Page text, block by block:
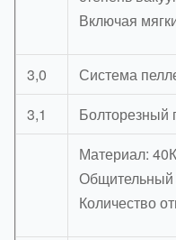
Включая
3,0
Система
3,1
Болторезный
Материал:
Общительный
Количество